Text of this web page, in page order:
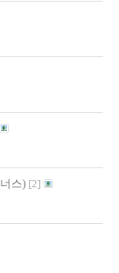
스) [2]